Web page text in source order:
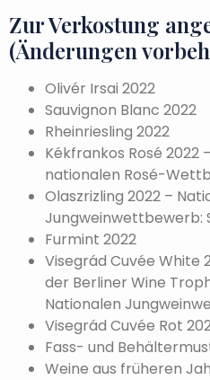
Zur Verkostung
(Änderungen
Olivér Irsai 2022
Sauvignon Blanc 2022
Rheinriesling 2022
Kékfrankos Rosé 2022
nationalen Rosé-
Olaszrizling 2022 –
Jungweinwettbewerb:
Furmint 2022
Visegrád Cuvée White
der Berliner Wine
Nationalen
Visegrád Cuvée Rot
Fass- und
Weine aus früheren